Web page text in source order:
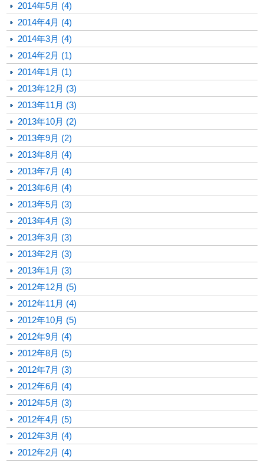
2014年5月 (4)
2014年4月 (4)
2014年3月 (4)
2014年2月 (1)
2014年1月 (1)
2013年12月 (3)
2013年11月 (3)
2013年10月 (2)
2013年9月 (2)
2013年8月 (4)
2013年7月 (4)
2013年6月 (4)
2013年5月 (3)
2013年4月 (3)
2013年3月 (3)
2013年2月 (3)
2013年1月 (3)
2012年12月 (5)
2012年11月 (4)
2012年10月 (5)
2012年9月 (4)
2012年8月 (5)
2012年7月 (3)
2012年6月 (4)
2012年5月 (3)
2012年4月 (5)
2012年3月 (4)
2012年2月 (4)